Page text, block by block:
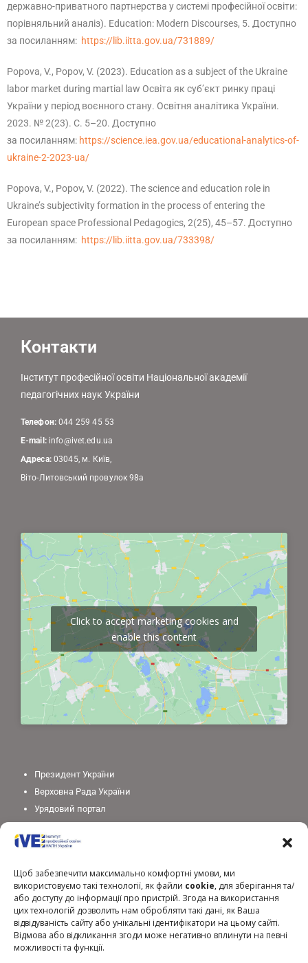
Щоб забезпечити максимально комфортні умови, ми
використовуємо такі технології, як файли cookie, для зберігання та/
або доступу до інформації про пристрій. Згода на використання
цих технологій дозволить нам обробляти такі дані, як Ваша
відвідуваність сайту або унікальні ідентифікатори на цьому сайті.
Відмова або відкликання згоди може негативно вплинути на певні
можливості та функції.
державно-приватного партнерства у системі професійної освіти:
порівняльний аналіз). Education: Modern Discourses, 5. Доступно
за посиланням: https://lib.iitta.gov.ua/731889/
Popova, V., Popov, V. (2023). Education as a subject of the Ukraine
labor market during martial law Освіта як суб’єкт ринку праці
України у період воєнного стану. Освітня аналітика України.
2023. № 2(23). С. 5–20. Доступно
за посиланням: https://science.iea.gov.ua/educational-analytics-of-
ukraine-2-2023-ua/
Popova, V., Popov, V. (2022). The science and education role in
Ukraine’s subjectivity formation in the process of entering the
European space Professional Pedagogics, 2(25), 45–57. Доступно
за посиланням: https://lib.iitta.gov.ua/733398/
Контакти
Інститут професійної освіти Національної академії
педагогічних наук України
Телефон:044 259 45 53
E-mail: info@ivet.edu.ua
Адреса:03045, м. Київ,
Віто-Литовський провулок 98а
Click to accept marketing cookies and
enable this content
Президент України
Верховна Рада України
Урядовий портал
Міністерство освіти і науки України